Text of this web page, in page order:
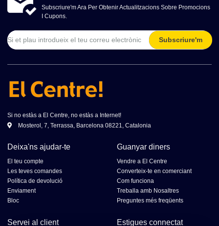
Subscriure'm Ara Per Obtenir Actualitzacions Sobre Promocions
I Cupons.
Subscriure'm
Si no estàs a El Centre, no estàs a Internet!
Mosterol, 7, Terrassa, Barcelona 08221, Catalonia
Deixa'ns ajudar-te
El teu compte
Les teves comandes
Política de devolució
Enviament
Bloc
Guanyar diners
Vendre a El Centre
Converteix-te en comerciant
Com funciona
Treballa amb Nosaltres
Preguntes més freqüents
Servei al client Estigues connectat